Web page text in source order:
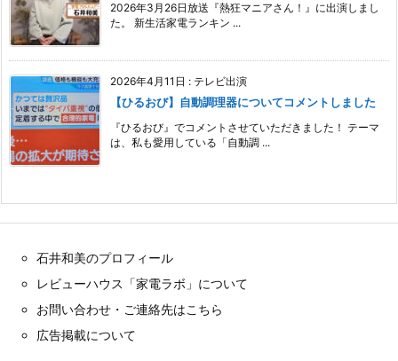
2026年3月26日放送『熱狂マニアさん！』に出演しまし
た。 新生活家電ランキン ...
2026年4月11日 : テレビ出演
【ひるおび】自動調理器についてコメントしました
『ひるおび』でコメントさせていただきました！ テーマ
は、私も愛用している「自動調 ...
石井和美のプロフィール
レビューハウス「家電ラボ」について
お問い合わせ・ご連絡先はこちら
広告掲載について